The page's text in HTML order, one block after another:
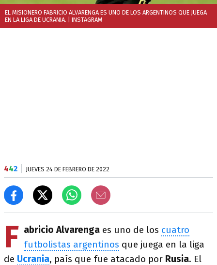
EL MISIONERO FABRICIO ALVARENGA ES UNO DE LOS ARGENTINOS QUE JUEGA
EN LA LIGA DE UCRANIA.
| INSTAGRAM
442 JUEVES 24 DE FEBRERO DE 2022
F abricio Alvarenga es uno de los cuatro
futbolistas argentinos que juega en la liga
de Ucrania, país que fue atacado por Rusia. El